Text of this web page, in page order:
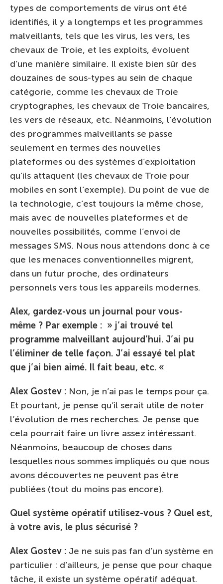
types de comportements de virus ont été
identifiés, il y a longtemps et les programmes
malveillants, tels que les virus, les vers, les
chevaux de Troie, et les exploits, évoluent
d’une manière similaire. Il existe bien sûr des
douzaines de sous-types au sein de chaque
catégorie, comme les chevaux de Troie
cryptographes, les chevaux de Troie bancaires,
les vers de réseaux, etc. Néanmoins, l’évolution
des programmes malveillants se passe
seulement en termes des nouvelles
plateformes ou des systèmes d’exploitation
qu’ils attaquent (les chevaux de Troie pour
mobiles en sont l’exemple). Du point de vue de
la technologie, c’est toujours la même chose,
mais avec de nouvelles plateformes et de
nouvelles possibilités, comme l’envoi de
messages SMS. Nous nous attendons donc à ce
que les menaces conventionnelles migrent,
dans un futur proche, des ordinateurs
personnels vers tous les appareils modernes.
Alex, gardez-vous un journal pour vous-
même ? Par exemple : » j’ai trouvé tel
programme malveillant aujourd’hui. J’ai pu
l’éliminer de telle façon. J’ai essayé tel plat
que j’ai bien aimé. Il fait beau, etc. «
Alex Gostev : Non, je n’ai pas le temps pour ça.
Et pourtant, je pense qu’il serait utile de noter
l’évolution de mes recherches. Je pense que
cela pourrait faire un livre assez intéressant.
Néanmoins, beaucoup de choses dans
lesquelles nous sommes impliqués ou que nous
avons découvertes ne peuvent pas être
publiées (tout du moins pas encore).
Quel système opératif utilisez-vous ? Quel est,
à votre avis, le plus sécurisé ?
Alex Gostev : Je ne suis pas fan d’un système en
particulier : d’ailleurs, je pense que pour chaque
tâche, il existe un système opératif adéquat.